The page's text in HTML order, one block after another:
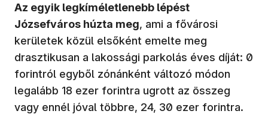
Az egyik legkíméletlenebb lépést
Józsefváros húzta meg, ami a fővárosi
kerületek közül elsőként emelte meg
drasztikusan a lakossági parkolás éves díját: 0
forintról egyből zónánként változó módon
legalább 18 ezer forintra ugrott az összeg
vagy ennél jóval többre, 24, 30 ezer forintra.